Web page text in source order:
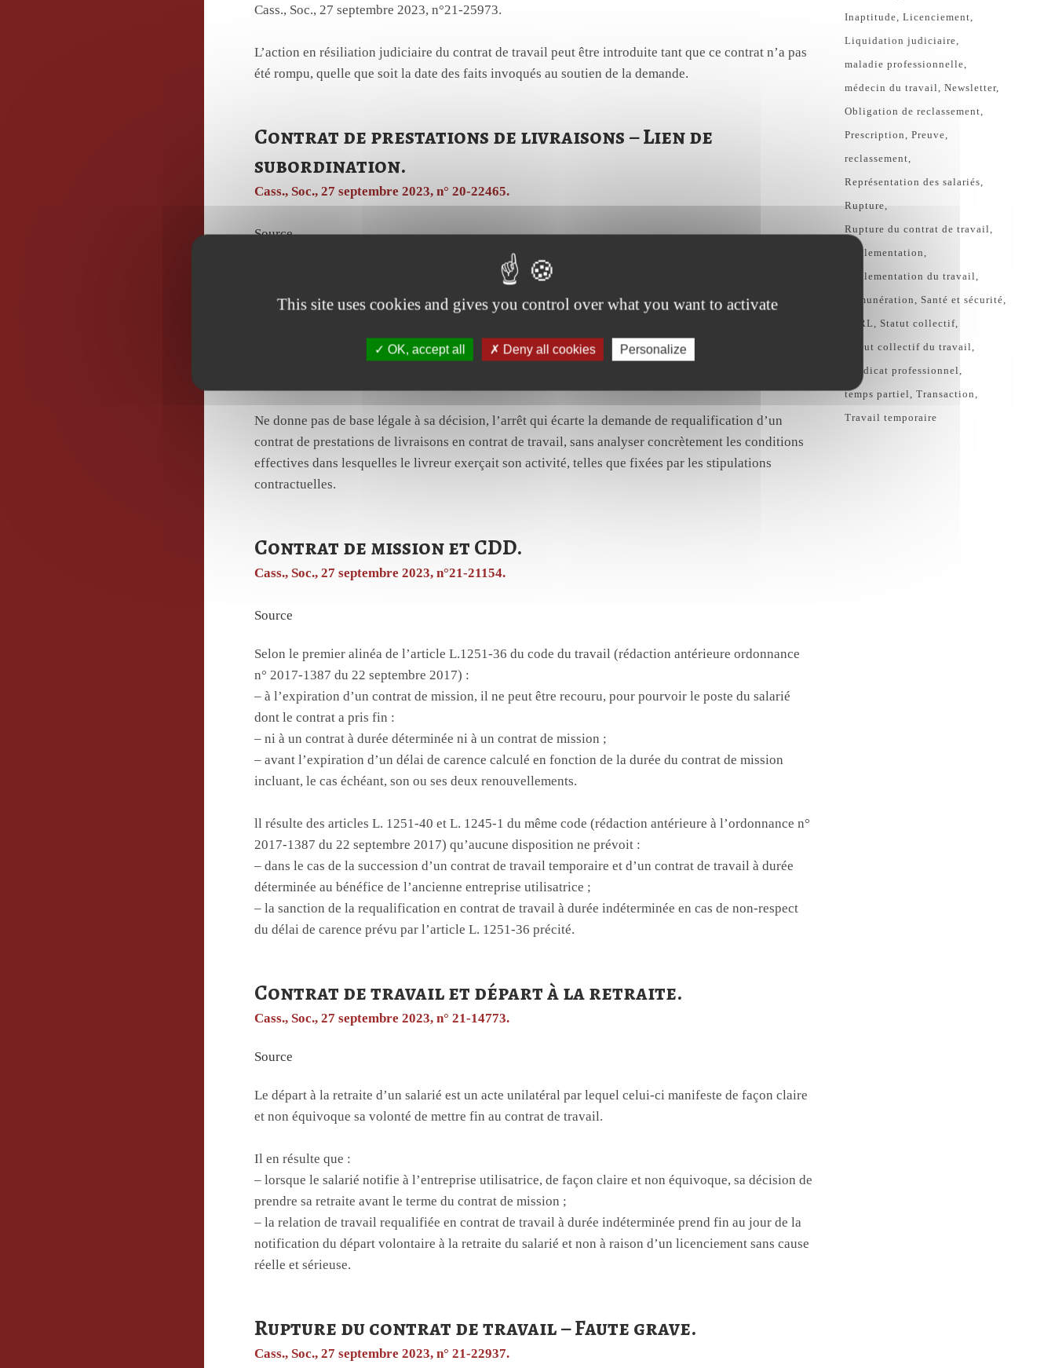
Cass., Soc., 27 septembre 2023, n°21-25973.
L’action en résiliation judiciaire du contrat de travail peut être introduite tant que ce contrat n’a pas
été rompu, quelle que soit la date des faits invoqués au soutien de la demande.
Contrat de prestations de livraisons – Lien de
subordination.
Cass., Soc., 27 septembre 2023, n° 20-22465.
Source
Le lien de subordination est caractérisé par l’exécution d’un travail sous l’autorité d’un employeur
les manquements de son subordonné.
Peut constituer un indice de subordination le travail au sein d’un service organisé lorsque
Ne donne pas de base légale à sa décision, l’arrêt qui écarte la demande de requalification d’un
contrat de prestations de livraisons en contrat de travail, sans analyser concrètement les conditions
effectives dans lesquelles le livreur exerçait son activité, telles que fixées par les stipulations
contractuelles.
Contrat de mission et CDD.
Cass., Soc., 27 septembre 2023, n°21-21154.
Source
Selon le premier alinéa de l’article L.1251-36 du code du travail (rédaction antérieure ordonnance
n° 2017-1387 du 22 septembre 2017) :
– à l’expiration d’un contrat de mission, il ne peut être recouru, pour pourvoir le poste du salarié
dont le contrat a pris fin :
– ni à un contrat à durée déterminée ni à un contrat de mission ;
– avant l’expiration d’un délai de carence calculé en fonction de la durée du contrat de mission
incluant, le cas échéant, son ou ses deux renouvellements.
ll résulte des articles L. 1251-40 et L. 1245-1 du même code (rédaction antérieure à l’ordonnance n°
2017-1387 du 22 septembre 2017) qu’aucune disposition ne prévoit :
– dans le cas de la succession d’un contrat de travail temporaire et d’un contrat de travail à durée
déterminée au bénéfice de l’ancienne entreprise utilisatrice ;
– la sanction de la requalification en contrat de travail à durée indéterminée en cas de non-respect
du délai de carence prévu par l’article L. 1251-36 précité.
Contrat de travail et départ à la retraite.
Cass., Soc., 27 septembre 2023, n° 21-14773.
Source
Le départ à la retraite d’un salarié est un acte unilatéral par lequel celui-ci manifeste de façon claire
et non équivoque sa volonté de mettre fin au contrat de travail.
Il en résulte que :
– lorsque le salarié notifie à l’entreprise utilisatrice, de façon claire et non équivoque, sa décision de
prendre sa retraite avant le terme du contrat de mission ;
– la relation de travail requalifiée en contrat de travail à durée indéterminée prend fin au jour de la
notification du départ volontaire à la retraite du salarié et non à raison d’un licenciement sans cause
réelle et sérieuse.
Rupture du contrat de travail – Faute grave.
Cass., Soc., 27 septembre 2023, n° 21-22937.
Inaptitude Licenciement
Liquidation judiciaire
maladie professionnelle
médecin du travail
Newsletter
Obligation de reclassement
Prescription
Preuve
reclassement
Représentation des salariés
Rupture
Rupture du contrat de travail
Règlementation
Réglementation du travail
Rémunération
Santé et sécurité
SARL
Statut collectif
Statut collectif du travail
Syndicat professionnel
temps partiel
Transaction
Travail temporaire
This site uses cookies and gives you control over what you want to activate
OK, accept all Deny all cookies Personalize